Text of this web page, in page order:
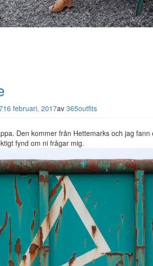
16 februari, 2017av 365outfits
Den kommer från Hettemarks och jag
fynd om ni frågar mig.